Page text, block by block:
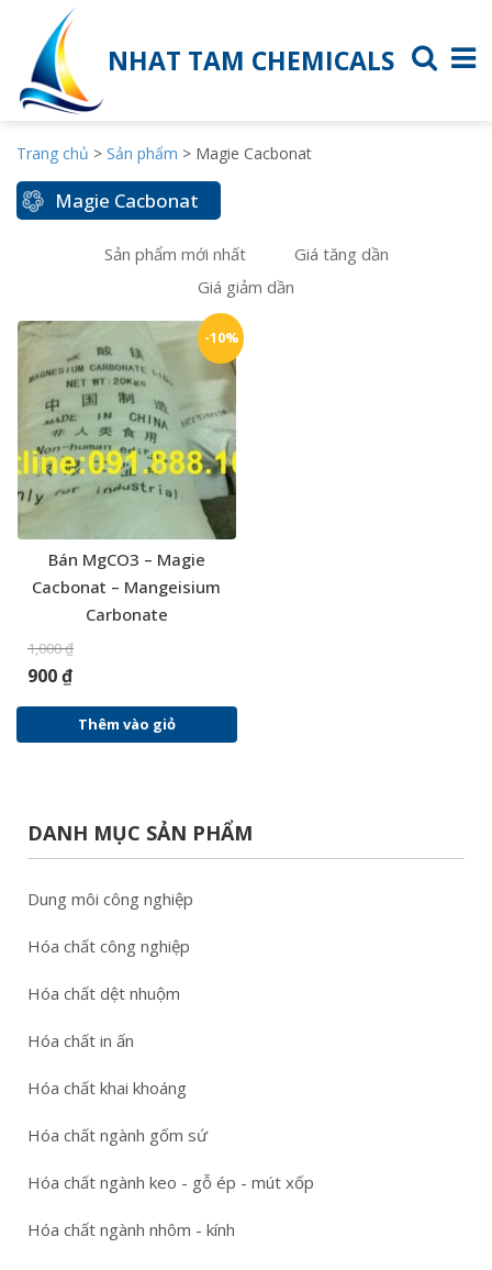
NHAT TAM CHEMICALS
Trang chủ > Sản phẩm > Magie Cacbonat
Magie Cacbonat
Sản phẩm mới nhất
Giá tăng dần
Giá giảm dần
-10%
Bán MgCO3 – Magie
Cacbonat – Mangeisium
Carbonate
1,000₫
900₫
Thêm vào giỏ
DANH MỤC SẢN PHẨM
Dung môi công nghiệp
Hóa chất công nghiệp
Hóa chất dệt nhuộm
Hóa chất in ấn
Hóa chất khai khoáng
Hóa chất ngành gốm sứ
Hóa chất ngành keo - gỗ ép - mút xốp
Hóa chất ngành nhôm - kính